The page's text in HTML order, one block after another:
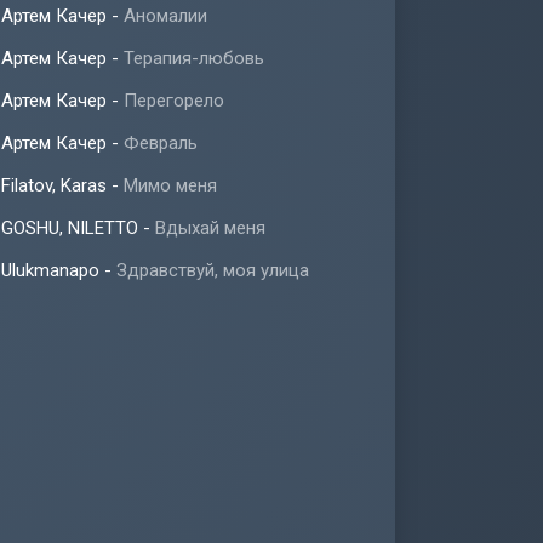
Артем Качер - Аномалии
Артем Качер - Терапия-любовь
Артем Качер - Перегорело
Артем Качер - Февраль
Filatov, Karas - Мимо меня
GOSHU, NILETTO - Вдыхай меня
Ulukmanapo - Здравствуй, моя улица